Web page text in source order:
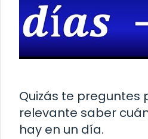
Quizás te preguntes
relevante saber
hay en un día.